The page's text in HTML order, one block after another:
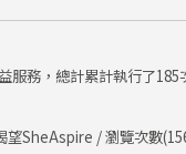
服務，總計累計執行了185
望SheAspire / 瀏覽次數